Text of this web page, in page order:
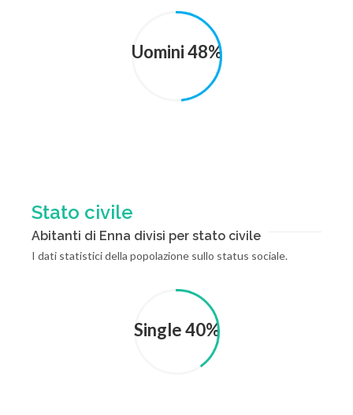
Uomini 48%
Stato civile
Abitanti di Enna divisi per stato civile
I dati statistici della popolazione sullo status sociale.
Single 40%